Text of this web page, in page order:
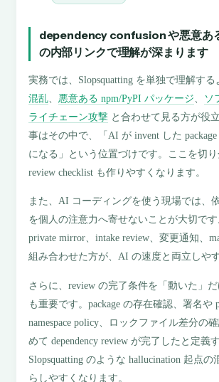
dependency confusion や悪意あ
の内部リンクで理解が深まります
実務では、Slopsquatting を単独で理解する
混乱、悪意ある npm/PyPI パッケージ、
ソ
ライチェーン攻撃 と合わせて見る方が役
事はその中で、「AI が invent した
になる」という位置づけです。ここを切り
review checklist も作りやすくなります。
また、AI コーディングを使う現場では、
を個人の注意力へ寄せないことが大切です
private mirror、intake review、変更通知、
組み合わせた方が、AI の速度と両立しや
さらに、review の完了条件を「動いた」
も重要です。package の存在確認、署名や
namespace policy、ロックファイル差分の
めて dependency review が完了したと定義
Slopsquatting のような hallucination 起点の
らしやすくなります。